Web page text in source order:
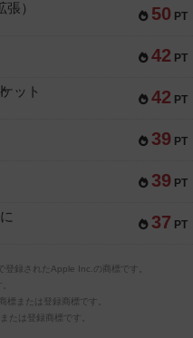
50 PT
）
42 PT
42 PT
ット
39 PT
39 PT
37 PT
録されたApple Inc.の商標です。
または登録商標です。
たは登録商標です。